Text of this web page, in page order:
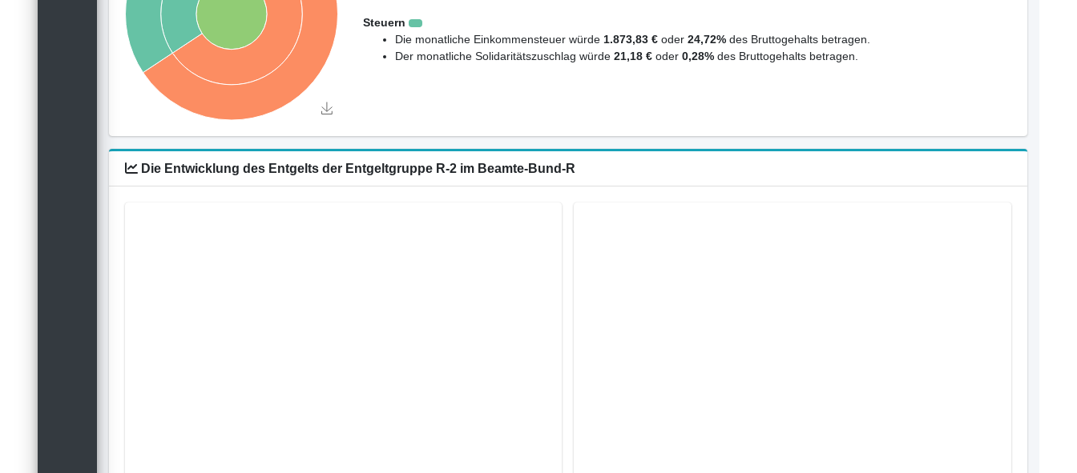
Steuern
Die monatliche Einkommensteuer würde 1.873,83 €oder 24,72%des Bruttogehalts betragen.
Der monatliche Solidaritätszuschlag würde 21,18 €oder 0,28%des Bruttogehalts betragen.
Die Entwicklung des Entgelts der Entgeltgruppe R-2 im Beamte-Bund-R